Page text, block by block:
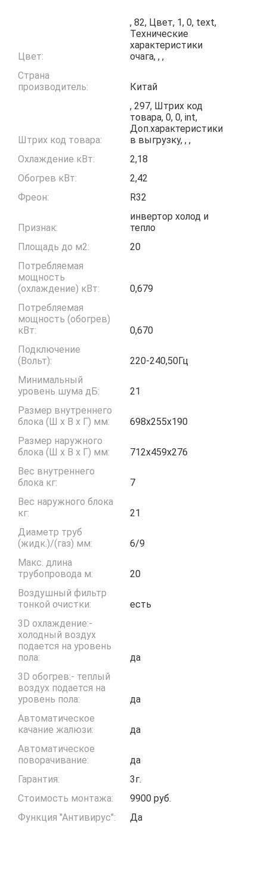
Цвет:
, 82, Цвет, 1, 0, text,
Технические
характеристики
очага, , ,
Страна
производитель:
Китай
Штрих код товара:
, 297, Штрих код
товара, 0, 0, int,
Доп.характеристики
в выгрузку, , ,
Охлаждение кВт:
2,18
Обогрев кВт:
2,42
Фреон:
R32
Признак:
инвертор холод и
тепло
Площадь до м2:
20
Потребляемая
мощность
(охлаждение) кВт:
0,679
Потребляемая
мощность (обогрев)
кВт:
0,670
Подключение
(Вольт):
220-240,50Гц
Минимальный
уровень шума дБ:
21
Размер внутреннего
блока (Ш x В x Г) мм:
698x255x190
Размер наружного
блока (Ш x В x Г) мм:
712x459x276
Вес внутреннего
блока кг:
7
Вес наружного блока
кг:
21
Диаметр труб
(жидк.)/(газ) мм:
6/9
Макс. длина
трубопровода м:
20
Воздушный фильтр
тонкой очистки:
есть
3D охлаждение:-
холодный воздух
подается на уровень
пола:
да
3D обогрев:- теплый
воздух подается на
уровень пола:
да
Автоматическое
качание жалюзи:
да
Автоматическое
поворачивание:
да
Гарантия:
3г.
Стоимость монтажа:
9900 руб.
Функция "Антивирус":
Да